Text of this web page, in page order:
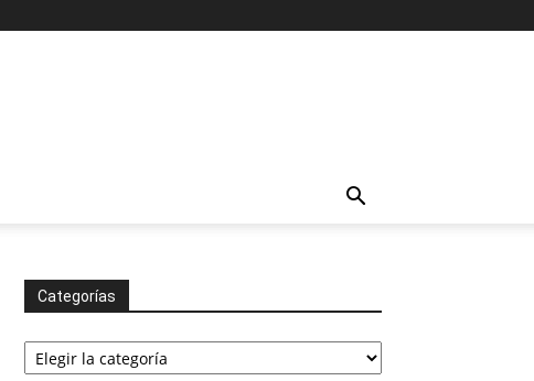
Categorías
Categorías